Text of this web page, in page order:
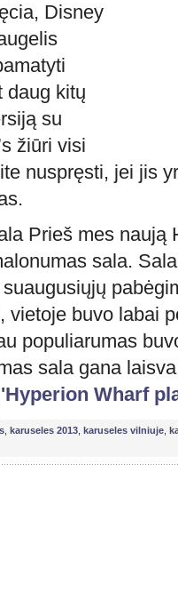
Disney
daug kitų
su
žiūri visi
nuspręsti, jei jis
Prieš mes naują
sala.
vietoje buvo labai
populiarumas
sala gana
Wharf
karuseles 2013 karuseles vilniuje